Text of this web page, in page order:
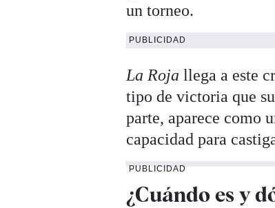
un torneo.
PUBLICIDAD
La Roja llega a este
tipo de victoria que
parte, aparece como
capacidad para
PUBLICIDAD
¿Cuándo es y